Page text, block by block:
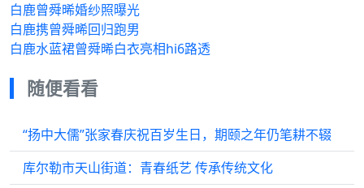
白鹿曾舜晞婚纱照曝光
白鹿携曾舜晞回归跑男
白鹿水蓝裙曾舜晞白衣亮相hi6路透
随便看看
“扬中大儒”张家春庆祝百岁生日，期颐之年仍笔耕不辍
库尔勒市天山街道：青春纸艺 传承传统文化